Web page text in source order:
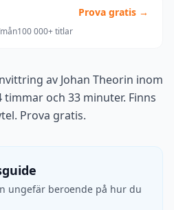
Prova gratis →
100 000+ titlar
av Johan Theorin inom
timmar och 33 minuter. Finns
Prova gratis.
ungefär beroende på hur du